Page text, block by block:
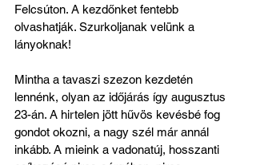
Felcsúton. A kezdőnket fentebb
olvashatják. Szurkoljanak velünk a
lányoknak!
Mintha a tavaszi szezon kezdetén
lennénk, olyan az időjárás így augusztus
23-án. A hirtelen jött hűvös kevésbé fog
gondot okozni, a nagy szél már annál
inkább. A mieink a vadonatúj, hosszanti